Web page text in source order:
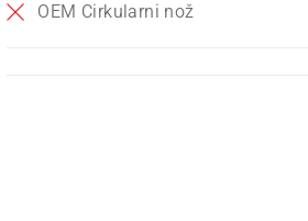
OEM Cirkularni nož